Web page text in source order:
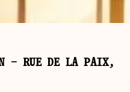
– RUE DE LA PAIX,